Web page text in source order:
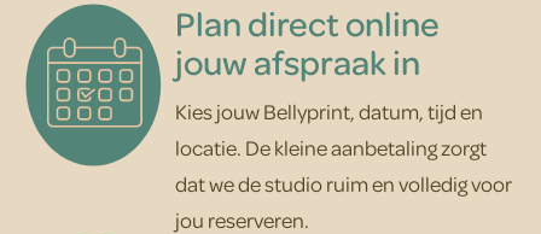
Plan direct online
jouw afspraak in
Kies jouw Bellyprint, datum, tijd en
locatie. De kleine aanbetaling zorgt
dat we de studio ruim en volledig voor
jou reserveren.